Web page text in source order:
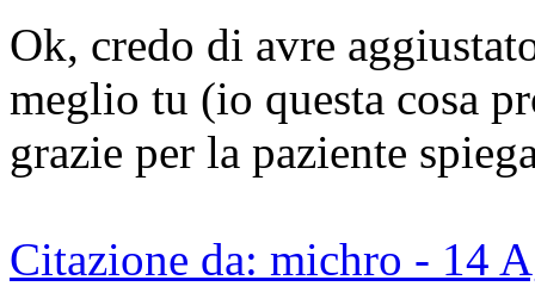
Ok, credo di avre
meglio tu (io questa cosa
grazie per la paziente
Citazione da: michro - 14